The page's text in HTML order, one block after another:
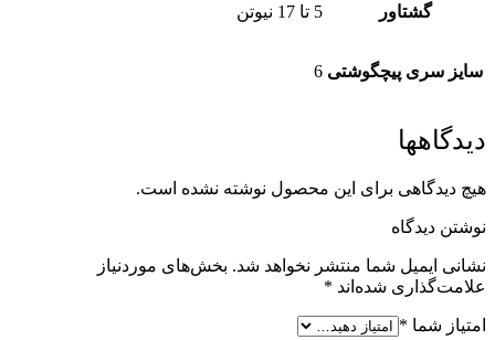
گشتاور 5 تا 17 نیوتن
سایز سری پیچگوشتی 6
دیدگاهها
هیچ دیدگاهی برای این محصول نوشته نشده است.
نوشتن دیدگاه
نشانی ایمیل شما منتشر نخواهد شد. بخش‌های موردنیاز
علامت‌گذاری شده‌اند *
امتیاز شما *